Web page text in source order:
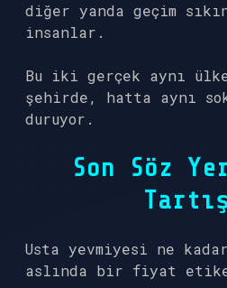
diğer yanda geçim
insanlar.
Bu iki gerçek aynı
şehirde, hatta aynı
duruyor.
Son Söz
Usta yevmiyesi ne
aslında bir fiyat